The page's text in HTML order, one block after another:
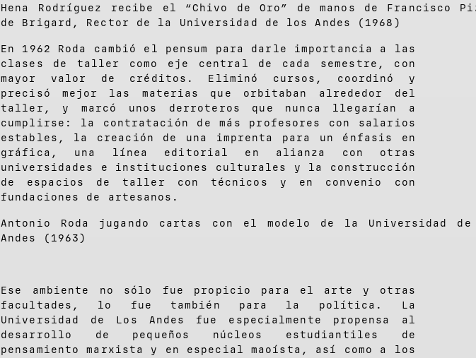
Hena Rodríguez recibe el “Chivo de Oro” de manos de Francisco
de Brigard, Rector de la Universidad de los Andes (1968)
En 1962 Roda cambió el pensum para darle importancia a las
clases de taller como eje central de cada semestre, con
mayor valor de créditos. Eliminó cursos, coordinó y
precisó mejor las materias que orbitaban alrededor del
taller, y marcó unos derroteros que nunca llegarían a
cumplirse: la contratación de más profesores con salarios
estables, la creación de una imprenta para un énfasis en
gráfica, una línea editorial en alianza con otras
universidades e instituciones culturales y la construcción
de espacios de taller con técnicos y en convenio con
fundaciones de artesanos.
Antonio Roda jugando cartas con el modelo de la Universidad
Andes (1963)
Ese ambiente no sólo fue propicio para el arte y otras
facultades, lo fue también para la política. La
Universidad de Los Andes fue especialmente propensa al
desarrollo de pequeños núcleos estudiantiles de
pensamiento marxista y en especial maoísta, así como a los